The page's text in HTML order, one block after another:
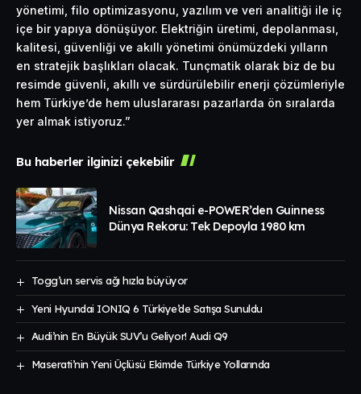
yönetimi, filo optimizasyonu, yazılım ve veri analitiği ile iç
içe bir yapıya dönüşüyor. Elektriğin üretimi, depolanması,
kalitesi, güvenliği ve akıllı yönetimi önümüzdeki yılların
en stratejik başlıkları olacak. Tunçmatik olarak biz de bu
resimde güvenli, akıllı ve sürdürülebilir enerji çözümleriyle
hem Türkiye’de hem uluslararası pazarlarda ön sıralarda
yer almak istiyoruz.”
Bu haberler ilginizi çekebilir
Nissan Qashqai e-POWER’den Guinness
Dünya Rekoru: Tek Depoyla 1980 km
Togg’un servis ağı hızla büyüyor
Yeni Hyundai IONIQ 6 Türkiye’de Satışa Sunuldu
Audi’nin En Büyük SUV’u Geliyor! Audi Q9
Maserati’nin Yeni Üçlüsü Ekimde Türkiye Yollarında